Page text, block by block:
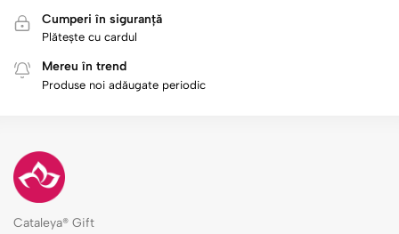
Cumperi în siguranță
Plătește cu cardul
Mereu în trend
Produse noi adăugate periodic
Cataleya® Gift